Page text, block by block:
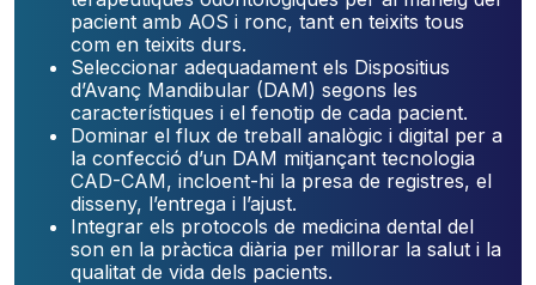
pacient amb AOS i ronc, tant en teixits tous
com en teixits durs.
Seleccionar adequadament els Dispositius
d’Avanç Mandibular (DAM) segons les
característiques i el fenotip de cada pacient.
Dominar el flux de treball analògic i digital per a
la confecció d’un DAM mitjançant tecnologia
CAD-CAM, incloent-hi la presa de registres, el
disseny, l’entrega i l’ajust.
Integrar els protocols de medicina dental del
son en la pràctica diària per millorar la salut i la
qualitat de vida dels pacients.